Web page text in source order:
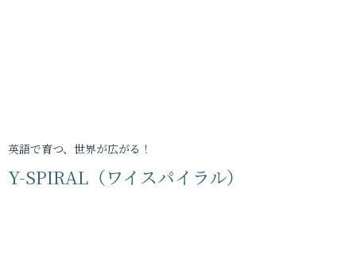
英語で育つ、世界が広がる！
Y-SPIRAL（ワイスパイラル）